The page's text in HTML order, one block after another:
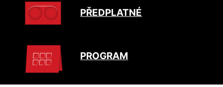
PŘEDPLATNÉ
PROGRAM